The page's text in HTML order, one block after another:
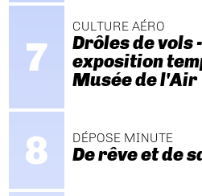
CULTURE AÉRO
Drôles de vols
exposition
Musée de l'Air
DÉPOSE MINUTE
De rêve et de